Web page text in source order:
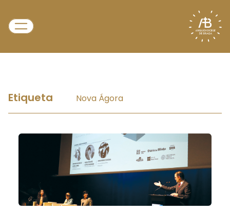
Etiqueta Nova Ágora